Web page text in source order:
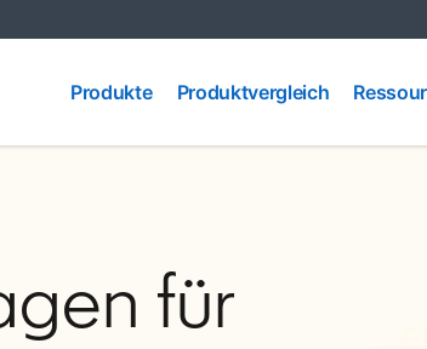
Produkte
Produkte Produktvergleich
Produktvergleich
&
für